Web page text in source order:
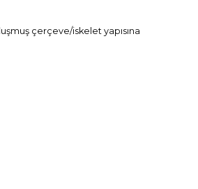
çerçeve/iskelet yapısına